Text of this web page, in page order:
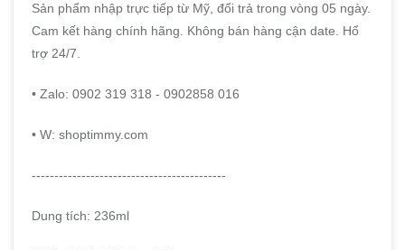
Sản phẩm nhập trực tiếp từ Mỹ, đổi trả trong vòng 05 ngày.
Cam kết hàng chính hãng. Không bán hàng cận date. Hổ
trợ 24/7.
• Zalo: 0902 319 318 - 0902858 016
• W: shoptimmy.com
-------------------------------------------
Dung tích: 236ml